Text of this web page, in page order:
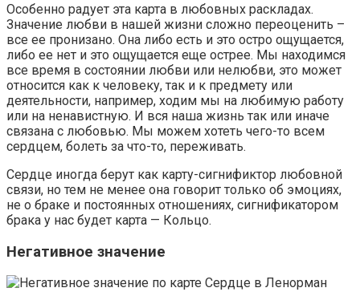
Особенно радует эта карта в любовных раскладах.
Значение любви в нашей жизни сложно переоценить –
все ее пронизано. Она либо есть и это остро ощущается,
либо ее нет и это ощущается еще острее. Мы находимся
все время в состоянии любви или нелюбви, это может
относится как к человеку, так и к предмету или
деятельности, например, ходим мы на любимую работу
или на ненавистную. И вся наша жизнь так или иначе
связана с любовью. Мы можем хотеть чего-то всем
сердцем, болеть за что-то, переживать.
Сердце иногда берут как карту-сигнификтор любовной
связи, но тем не менее она говорит только об эмоциях,
не о браке и постоянных отношениях, сигнификатором
брака у нас будет карта — Кольцо.
Негативное значение